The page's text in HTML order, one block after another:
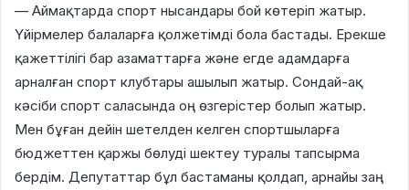
— Аймақтарда спорт нысандары бой көтеріп жатыр.
Үйірмелер балаларға қолжетімді бола бастады. Ерекше
қажеттілігі бар азаматтарға және егде адамдарға
арналған спорт клубтары ашылып жатыр. Сондай-ақ
кәсіби спорт саласында оң өзгерістер болып жатыр.
Мен бұған дейін шетелден келген спортшыларға
бюджеттен қаржы бөлуді шектеу туралы тапсырма
бердім. Депутаттар бұл бастаманы қолдап, арнайы заң